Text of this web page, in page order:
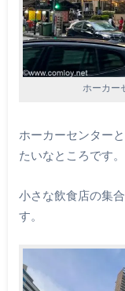
ホーカー
ホーカーセンター
たいなところです。
小さな飲食店の集
す。